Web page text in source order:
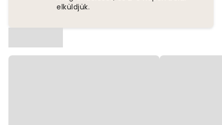
elküldjük.